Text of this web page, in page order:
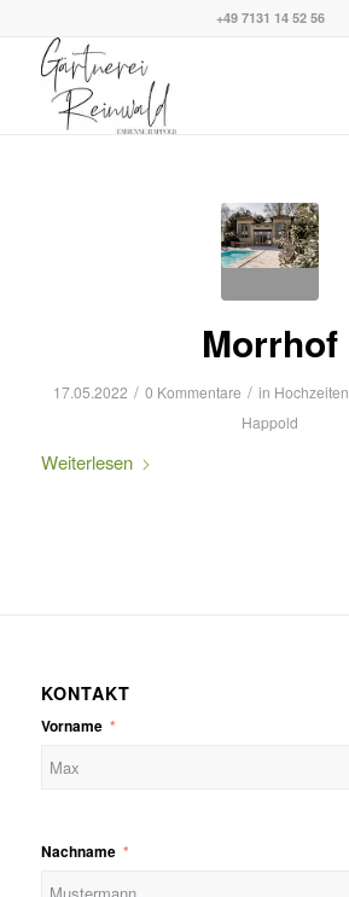
+49 7131 14 52 56
Morrhof
17.05.2022 / 0 Kommentare / in Hochzeiten
Happold
Weiterlesen
KONTAKT
Vorname
Nachname